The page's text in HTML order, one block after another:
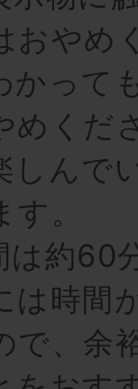
おやめ
かって
めくだ
しんで
。
は約60
は時間
で、余